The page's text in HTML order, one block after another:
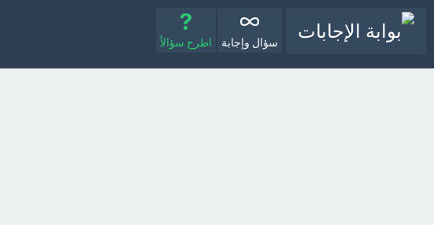
سؤال وإجابة اطرح سؤالاً